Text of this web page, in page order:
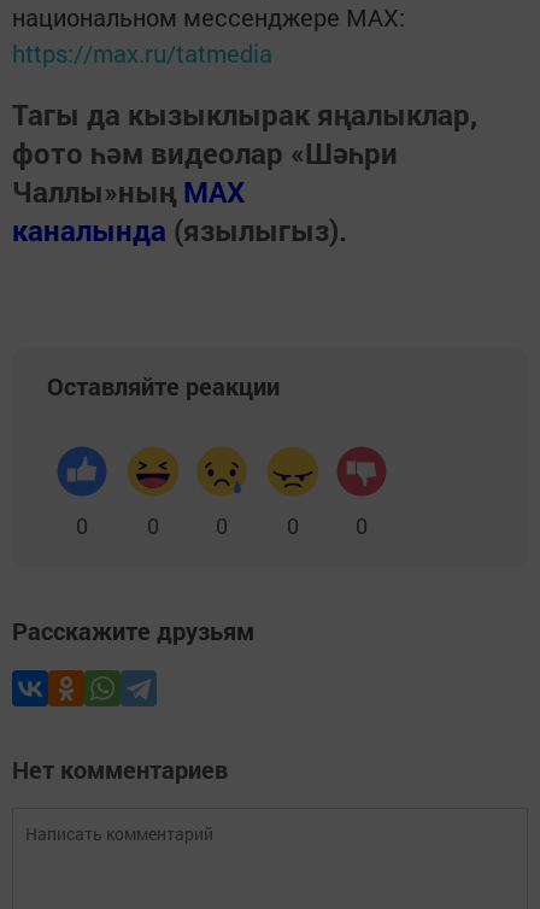
национальном мессенджере MАХ:
https://max.ru/tatmedia
Тагы да кызыклырак яңалыклар,
фото һәм видеолар «Шәһри
Чаллы»ның MAX
каналында (язылыгыз).
Оставляйте реакции
0 0 0 0 0
Расскажите друзьям
Нет комментариев